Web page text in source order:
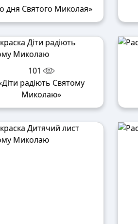
дня Святого Миколая»
101
радіють Святому
Миколаю»